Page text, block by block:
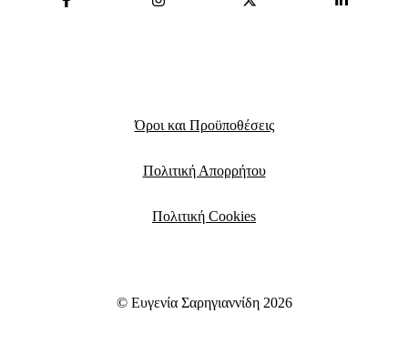
Όροι και Προϋποθέσεις
Πολιτική Απορρήτου
Πολιτική Cookies
© Ευγενία Σαρηγιαννίδη 2026